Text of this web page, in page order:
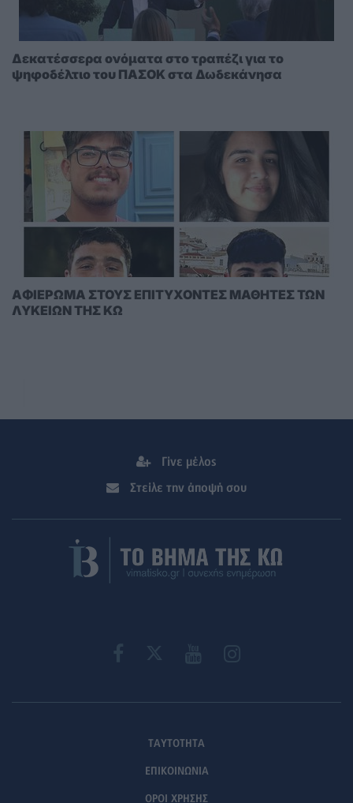
Δεκατέσσερα ονόματα στο τραπέζι για το
ψηφοδέλτιο του ΠΑΣΟΚ στα Δωδεκάνησα
AΦΙΕΡΩΜΑ ΣΤΟΥΣ ΕΠΙΤΥΧΟΝΤΕΣ ΜΑΘΗΤΕΣ ΤΩΝ
ΛΥΚΕΙΩΝ ΤΗΣ ΚΩ
Γίνε μέλος
Στείλε την άποψή σου
ΤΑΥΤΟΤΗΤΑ
ΕΠΙΚΟΙΝΩΝΙΑ
ΟΡΟΙ ΧΡΗΣΗΣ